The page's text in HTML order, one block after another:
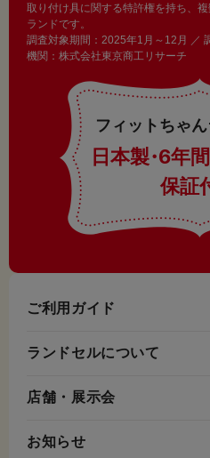
取り付け具に関する特許権を持ち、
ランドです。
調査対象期間：2025年1月～12月 ／
機関：株式会社東京商工リサーチ
フィットちゃ
日本製・6年
保証
ご利用ガイド
ランドセルについて
店舗・展示会
お知らせ